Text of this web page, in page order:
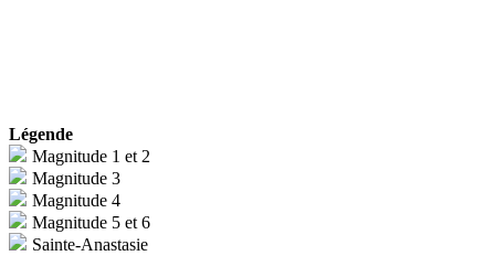
Légende
Magnitude 1 et 2
Magnitude 3
Magnitude 4
Magnitude 5 et 6
Sainte-Anastasie